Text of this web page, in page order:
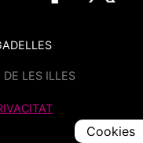
LES ILLES
Cookies